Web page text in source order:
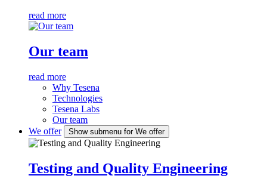
read more
Our team
read more
Why Tesena
Technologies
Tesena Labs
Our team
We offer
Show submenu for We offer
Testing and Quality Engineering